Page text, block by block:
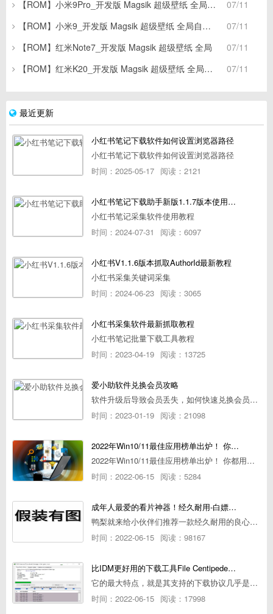
07/11
【ROM】小米9Pro_开发版 Magsik 超级壁纸 全局自由
07/11
【ROM】小米9_开发版 Magsik 超级壁纸 全局自由窗口
07/11
【ROM】红米Note7_开发版 Magsik 超级壁纸 全局
07/11
【ROM】红米K20_开发版 Magsik 超级壁纸 全局自由窗
最近更新
小红书笔记下载软件如何设置浏览器路径
小红书笔记下载软件如何设置浏览器路径
时间：2025-05-17 阅读：2121
小红书笔记下载助手新版1.1.7版本使用教程
小红书笔记采集软件使用教程
时间：2024-07-31
阅读：6097
小红书V1.1.6版本抓取AuthorId最新教程
小红书采集关键词采集
时间：2024-06-23 阅读：3065
小红书采集软件最新抓取教程
小红书笔记批量下载工具教程
时间：2023-04-19 阅读：13725
爱小助软件兑换会员攻略
软件升级后导致会员丢失，如何快速兑换会员详细攻略
时间：2023-01-19 阅读：21098
2022年Win10/11最佳应用榜单出炉！ 你都用过几个？
2022年Win10/11最佳应用榜单出炉！ 你都用过几个？
时间：2022-06-15 阅读：5284
成年人最爱的看片神器！经久耐用-白嫖全网资源
鸭梨就来给小伙伴们推荐一款经久耐用的良心播放器，资源齐全无广告，可以放心使用~
时间：2022-06-15 阅读：98167
比IDM更好用的下载工具File Centipede文件蜈蚣-秒杀迅雷-直接飞起！
它的最大特点，就是其支持的下载协议几乎是市面上最全面的，包括HTTP/FTP、BT种子、磁力链接，m3u8流任务（AES-128解密）。
时间：2022-06-15 阅读：17998